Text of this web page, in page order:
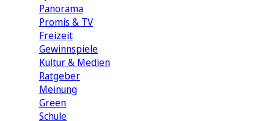
Panorama
Promis & TV
Freizeit
Gewinnspiele
Kultur & Medien
Ratgeber
Meinung
Green
Schule